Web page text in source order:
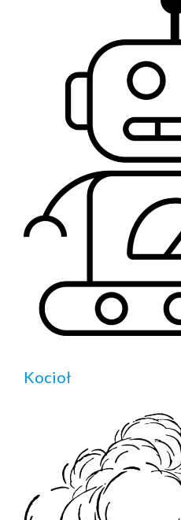
Kocioł